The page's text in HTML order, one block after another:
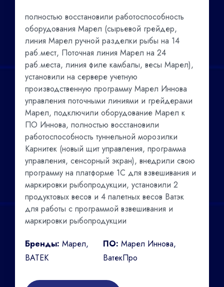
полностью восстановили работоспособность
оборудования Марел (сырьевой грейдер,
линия Марел ручной разделки рыбы на 14
раб.мест, Поточная линия Марел на 24
раб.места, линия филе камбалы, весы Марел),
установили на сервере учетную
производственную программу Марел Иннова
управления поточными линиями и грейдерами
Марел, подключили оборудование Марел к
ПО Иннова, полностью восстановили
работоспособность туннельной морозилки
Карнитек (новый щит управления, программа
управления, сенсорный экран), внедрили свою
программу на платформе 1С для взвешивания и
маркировки рыбопродукции, установили 2
продуктовых весов и 4 палетных весов Ватэк
для работы с программой взвешивания и
маркировки рыбопродукции
Бренды: Марел,
ВАТЕК
ПО: Марел Иннова,
ВатекПро